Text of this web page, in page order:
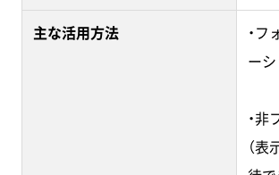
主な活用方法
・
ー
・
（